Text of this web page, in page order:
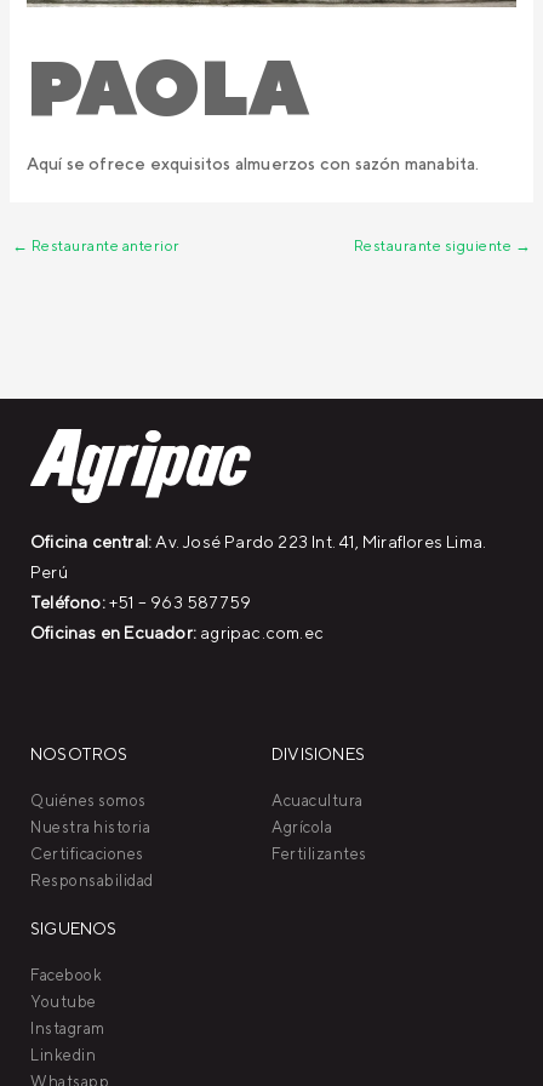
PAOLA
Aquí se ofrece exquisitos almuerzos con sazón manabita.
← Restaurante anterior Restaurante siguiente →
Oficina central: Av. José Pardo 223 Int. 41, Miraflores Lima.
Perú
Teléfono:+51 – 963 587759
Oficinas en Ecuador: agripac.com.ec
NOSOTROS
Quiénes somos
Nuestra historia
Certificaciones
Responsabilidad
SIGUENOS
Facebook
Youtube
Instagram
Linkedin
Whatsapp
DIVISIONES
Acuacultura
Agrícola
Fertilizantes